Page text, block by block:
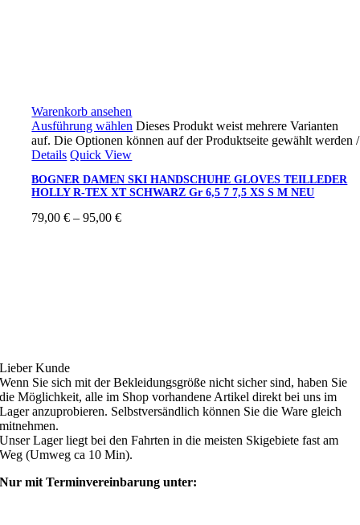
Warenkorb ansehen
Ausführung wählen Dieses Produkt weist mehrere Varianten
auf. Die Optionen können auf der Produktseite gewählt werden/
Details Quick View
BOGNER DAMEN SKI HANDSCHUHE GLOVES TEILLEDER
HOLLY R-TEX XT SCHWARZ Gr 6,5 7 7,5 XS S M NEU
79,00€ –95,00€
Lieber Kunde
Wenn Sie sich mit der Bekleidungsgröße nicht sicher sind, haben Sie
die Möglichkeit, alle im Shop vorhandene Artikel direkt bei uns im
Lager anzuprobieren. Selbstversändlich können Sie die Ware gleich
mitnehmen.
Unser Lager liegt bei den Fahrten in die meisten Skigebiete fast am
Weg (Umweg ca 10 Min).
Nur mit Terminvereinbarung unter: